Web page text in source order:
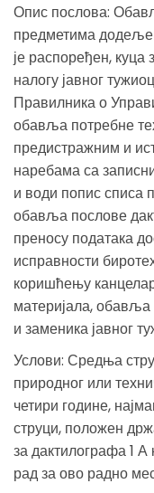
Опис послова:
предметима
је распоређен, куца
налогу јавног
Правилника о
обавља потребне
предистражним и
наребама са
и води попис списа
обавља послове
преносу података
исправности
коришћењу
материјала, обавља
и заменика јавног
Услови: Средња
природног или
четири године,
струци, положен
за дактилографа 1 А
рад за ово радно